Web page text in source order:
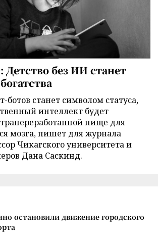
Детство без ИИ станет
ботов станет символом статуса,
интеллект будет
пище для
мозга, пишет для журнала
Чикагского университета и
Дана Саскинд.
остановили движение городского